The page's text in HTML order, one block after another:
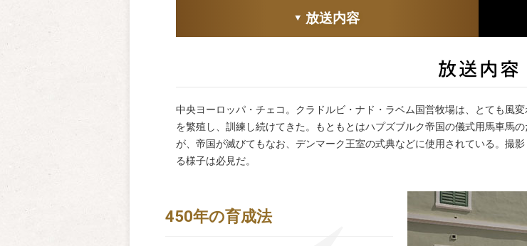
放送内容
中央ヨーロッパ・チェコ。クラドルビ・ナド・ラベム国営牧場は、とても風
を繁殖し、訓練し続けてきた。もともとはハプズブルク帝国の儀式用馬車馬
が、帝国が滅びてもなお、デンマーク王室の式典などに使用されている。撮
る様子は必見だ。
450年の育成法